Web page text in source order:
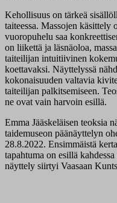
Kehollisuus on tärkeä
taiteessa. Massojen
vuoropuhelu saa
on liikettä ja läsnäoloa,
taiteilijan intuitiivinen
koettavaksi. Näyttelyssä
kokonaisuuden valtavia
taiteilijan palkitsemiseen.
ne ovat vain harvoin esillä.
Emma Jääskeläisen teoksia
taidemuseon päänäyttelyn
28.8.2022. Ensimmäistä
tapahtuma on esillä
näyttely siirtyi Vaasaan